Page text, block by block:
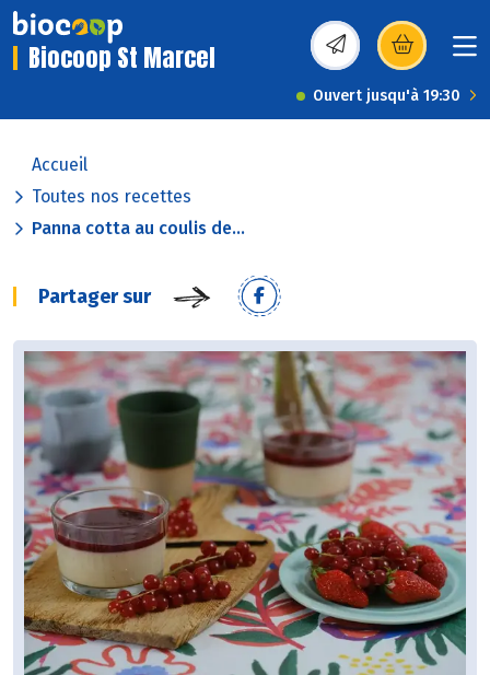
Biocoop St Marcel (s’ouvre dans une
Ouvert jusqu'à 19:30
Accueil
Toutes nos recettes
Panna cotta au coulis de...
Partager sur